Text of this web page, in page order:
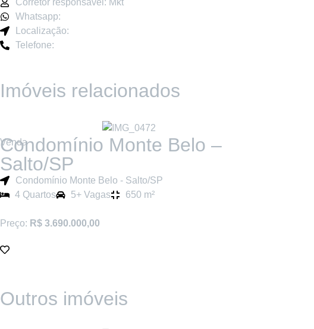
Corretor responsável: Mkt
Whatsapp:
Localização:
Telefone:
Imóveis relacionados
Venda
Condomínio Monte Belo –
Salto/SP
Condomínio Monte Belo - Salto/SP
4 Quartos
5+ Vagas 650 m²
Preço: R$ 3.690.000,00
Outros imóveis